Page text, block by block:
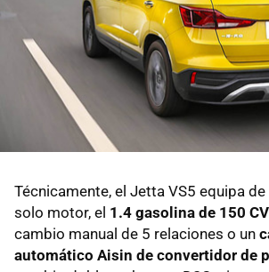
Técnicamente, el Jetta VS5 equipa
solo motor, el 1.4 gasolina de 150 CV
cambio manual de 5 relaciones o un
automático Aisin de convertidor de